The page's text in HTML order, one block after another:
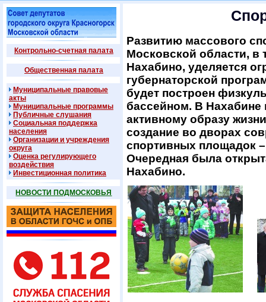
Контрольно-счетная палата
Общественная палата
Муниципальные правовые
акты
Муниципальные программы
Публичные слушания
Социальная поддержка
населения
Организации и учреждения
округа
Оценка регулирующего
воздействия
Инвестиционная политика
НОВОСТИ ПОДМОСКОВЬЯ
Развитию массового
Московской области, в
Нахабино, уделяется
губернаторской
будет построен
бассейном. В
активному образу
создание во дворах
спортивных площадок –
Очередная была
Нахабино.